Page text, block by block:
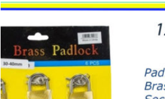
12516
-
CANDADO
DISPLAY(6)
30-
40mm